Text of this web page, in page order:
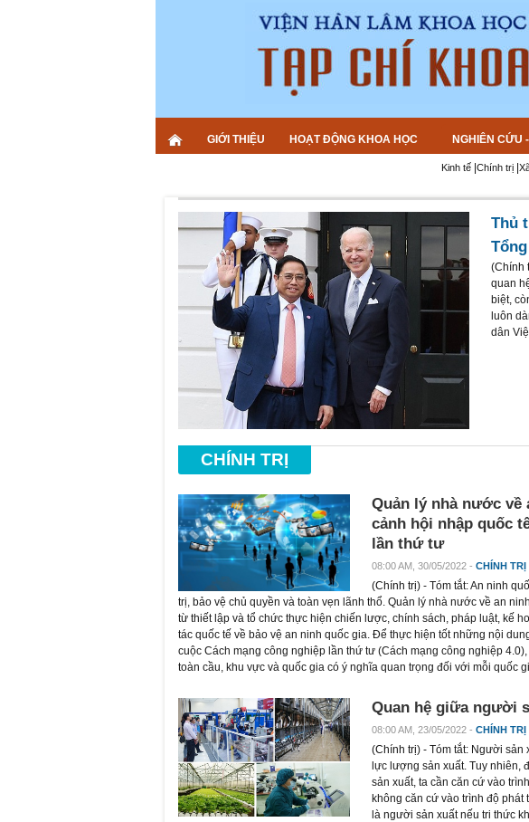
GIỚI THIỆU HOẠT ĐỘNG KHOA HỌC NGHIÊN CỨU
Kinh tế Chính trị
Thủ
(Chính
quan
biệt,
luôn
dân
CHÍNH TRỊ
Quản lý nhà nước về
cảnh hội nhập quốc
lần thứ tư
08:00 AM, 30/05/2022 - CHÍNH TRỊ
(Chính trị) - Tóm tắt: An ninh
trị, bảo vệ chủ quyền và toàn vẹn lãnh thổ. Quản lý nhà nước về an
từ thiết lập và tổ chức thực hiện chiến lược, chính sách, pháp luật, kế
tác quốc tế về bảo vệ an ninh quốc gia. Để thực hiện tốt những nội
cuộc Cách mạng công nghiệp lần thứ tư (Cách mạng công nghiệp
toàn cầu, khu vực và quốc gia có ý nghĩa quan trọng đối với mỗi quốc
Quan hệ giữa người
08:00 AM, 23/05/2022 - CHÍNH TRỊ
(Chính trị) - Tóm tắt: Người sản
lực lượng sản xuất. Tuy nhiên,
sản xuất, ta cần căn cứ vào
không căn cứ vào trình độ
là người sản xuất nếu tri thức